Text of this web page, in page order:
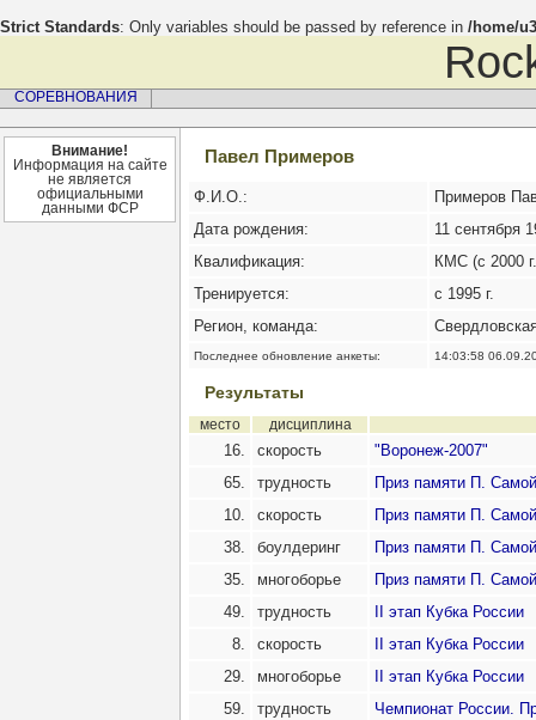
Strict Standards: Only variables should be passed by reference in /home/
СОРЕВНОВАНИЯ
Внимание!
Информация на сайте
не является
официальными
данными ФСР
Павел Примеров
Ф.И.О.:
Примеров
Дата рождения:
11 сентября
Квалификация:
КМС (с 2000
Тренируется:
с 1995 г.
Регион, команда:
Последнее обновление анкеты: 14:03:58
Результаты
место дисциплина
16. скорость
"Воронеж-2007"
65.
трудность
Приз памяти П.
10.
скорость
Приз памяти П.
38.
боулдеринг
Приз памяти П.
35.
многоборье
Приз памяти П.
49.
трудность
II этап Кубка России
8.
скорость
II этап Кубка России
29.
многоборье
II этап Кубка России
59.
трудность
Чемпионат России.